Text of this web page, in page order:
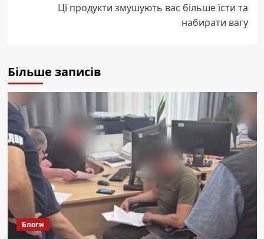
Ці продукти змушують вас більше їсти та
набирати вагу
Більше записів
Блоги